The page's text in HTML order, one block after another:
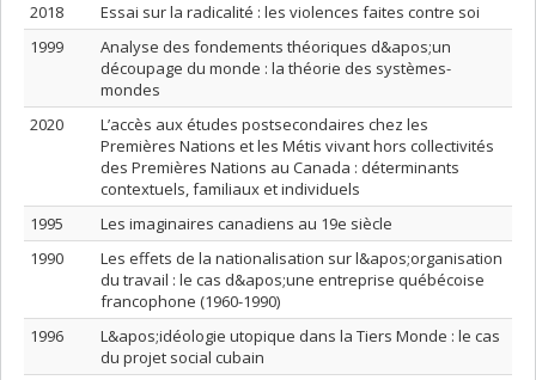
2018
Essai sur la radicalité : les violences faites contre soi
1999
Analyse des fondements théoriques d&apos;un
découpage du monde : la théorie des systèmes-
mondes
2020
L’accès aux études postsecondaires chez les
Premières Nations et les Métis vivant hors collectivités
des Premières Nations au Canada : déterminants
contextuels, familiaux et individuels
1995
Les imaginaires canadiens au 19e siècle
1990
Les effets de la nationalisation sur l&apos;organisation
du travail : le cas d&apos;une entreprise québécoise
francophone (1960-1990)
1996
L&apos;idéologie utopique dans la Tiers Monde : le cas
du projet social cubain